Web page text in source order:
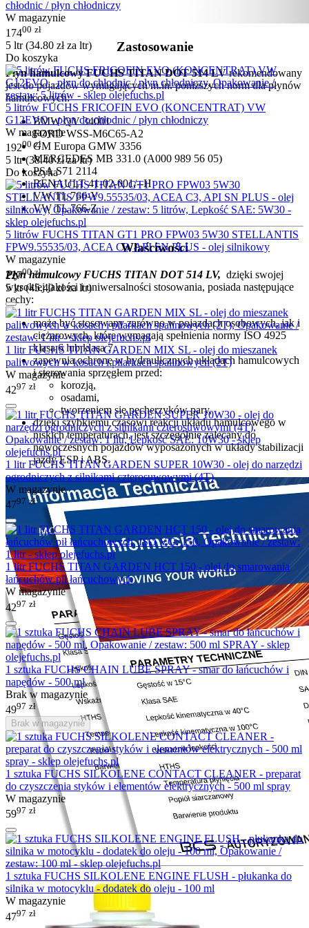
Zastosowanie
Płyn hamulcowy FUCHS TITAN DOT 514 LVrekomendowany
jest do pojazdów wymagających m.in. poniższych norm dla płynów
hamulcowych:
BMW QV 34001
FORD WSS-M6C65-A2
GM Europa GMW 3356
MERCEDES MB 331.0 (A000 989 56 05)
PSA S71 2114
RENAULT 41-02-001/--H
VW TL 766-Y
VW TL 766-Z
Właściwości
Płyn hamulcowy FUCHS TITAN DOT 514 LV, dzięki swojej
wysokiej jakości i uniwersalności stosowania, posiada następujące
cechy:
może być stosowany zarówno w pojazdach osobowych, jak i
ciężarowych, które wymagają spełnienia normy ISO 4925
klasa 6 lub klasa 7,
zapewnia ochronę w hydraulicznych układach hamulcowych
i sterowania sprzęgłem przed:
korozją,
osadami,
tworzeniem się pęcherzyków pary,
dzięki szybkiemu czasowi reakcji układu hamulcowego w
niskich temperaturach, jest szczególnie zalecany do
nowoczesnych pojazdów wyposażonych w układy stabilizacji
jazdy ESP i ABS.
chłodnic / płyn chłodniczy
W magazynie
17400 zł
5 ltr (34.80 złza ltr)
Do koszyka
5 litrów FUCHS FRICOFIN EVO (KONCENTRAT) VW
G12EVO - płyn do chłodnic / płyn chłodniczy
W magazynie
19200 zł
5 ltr (38.40złza ltr)
Do koszyka
5 litrów FUCHS TITAN GT1 PRO FPW03 5W30 STELLANTIS
FPW9.55535/03, ACEA C3, API SN PLUS - olej silnikowy
W magazynie
22700 zł
5 ltr (45.40złza ltr)
1 litr FUCHS TITAN GARDEN MIX SL - olej do mieszanek
paliwowych w kosach i pilarkach spalinowych (2T)
W magazynie
4297 zł
1 litr FUCHS TITAN GARDEN SUPER 10W30 - olej do narzędzi
ogrodniczych z silnikami czterosuwowymi (4T)
W magazynie
4797 zł
1 litr FUCHS TITAN GARDEN HCT 150 - olej do smarowania
łańcuchów pił łańcuchowych
W magazynie
4297 zł
1 sztuka FUCHS CHAIN LUBE SPRAY - smar do łańcuchów i
napędów - 500 ml
Brak w magazynie
4997 zł
Brak w magazynie
1 sztuka FUCHS SILKOLENE CONTACT CLEANER - preparat
do czyszczenia styków i elementów elektrycznych - 500 ml spray
W magazynie
5997 zł
1 sztuka FUCHS SILKOLENE ENGINE FLUSH - płukanka do
silnika w motocyklu - dodatek do oleju - 100 ml
W magazynie
4797 zł